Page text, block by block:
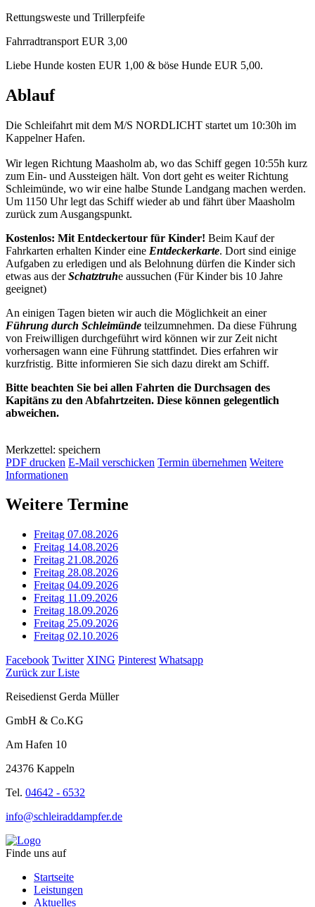
Rettungsweste und Trillerpfeife
Fahrradtransport EUR 3,00
Liebe Hunde kosten EUR 1,00 & böse Hunde EUR 5,00.
Ablauf
Die Schleifahrt mit dem M/S NORDLICHT startet um 10:30h im
Kappelner Hafen.
Wir legen Richtung Maasholm ab, wo das Schiff gegen 10:55h kurz
zum Ein- und Aussteigen hält. Von dort geht es weiter Richtung
Schleimünde, wo wir eine halbe Stunde Landgang machen werden.
Um 1150 Uhr legt das Schiff wieder ab und fährt über Maasholm
zurück zum Ausgangspunkt.
Kostenlos: Mit Entdeckertour für Kinder! Beim Kauf der
Fahrkarten erhalten Kinder eine Entdeckerkarte. Dort sind einige
Aufgaben zu erledigen und als Belohnung dürfen die Kinder sich
etwas aus derSchatztruhe aussuchen (Für Kinder bis 10 Jahre
geeignet)
An einigen Tagen bieten wir auch die Möglichkeit an einer
Führung durch Schleimünde teilzumnehmen. Da diese Führung
von Freiwilligen durchgeführt wird können wir zur Zeit nicht
vorhersagen wann eine Führung stattfindet. Dies erfahren wir
kurzfristig. Bitte informieren Sie sich dazu direkt am Schiff.
Bitte beachten Sie bei allen Fahrten die Durchsagen des
Kapitäns zu den Abfahrtzeiten. Diese können gelegentlich
abweichen.
Merkzettel: speichern
PDF drucken E-Mail verschicken Termin übernehmen Weitere
Informationen
Weitere Termine
Freitag 07.08.2026
Freitag 14.08.2026
Freitag 21.08.2026
Freitag 28.08.2026
Freitag 04.09.2026
Freitag 11.09.2026
Freitag 18.09.2026
Freitag 25.09.2026
Freitag 02.10.2026
Facebook Twitter XING Pinterest Whatsapp
Zurück zur Liste
Reisedienst Gerda Müller
GmbH & Co.KG
Am Hafen 10
24376 Kappeln
Tel. 04642 - 6532
info@schleiraddampfer.de
Finde uns auf
Startseite
Leistungen
Aktuelles